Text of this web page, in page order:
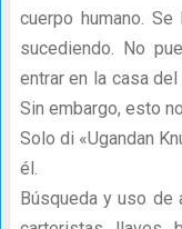
cuerpo humano.
sucediendo. No
entrar en la casa
Sin embargo, esto
Solo di «Ugandan
él.
Búsqueda y uso de